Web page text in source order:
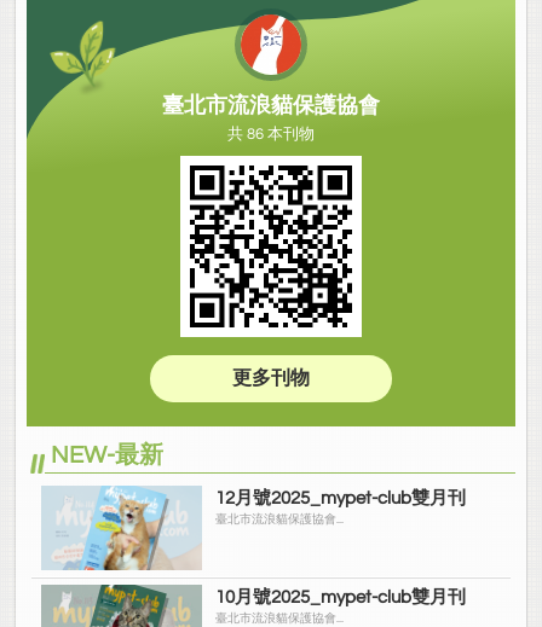
臺北市流浪貓保護協會
共 86 本刊物
更多刊物
NEW-最新
12月號2025_mypet-club雙月刊
臺北市流浪貓保護協會...
10月號2025_mypet-club雙月刊
臺北市流浪貓保護協會...